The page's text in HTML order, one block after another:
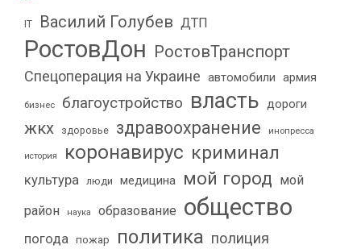
IT Василий Голубев ДТП
РостовДон РостовТранспорт
Спецоперация на Украине автомобили армия
бизнес благоустройство власть дороги
жкх здоровье здравоохранение инопресса
история коронавирус криминал
культура люди медицина мой город мой
район
наука образование общество
погода пожар политика полиция